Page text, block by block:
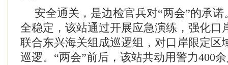
安全通关，是边检官兵对“两会”的承
全稳定，该站通过开展应急演练，强化口
联合东兴海关组成巡逻组，对口岸限定区
巡逻。“两会”前后，该站共动用警力400